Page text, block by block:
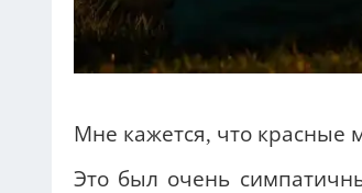
Мне кажется, что красные
Это был очень